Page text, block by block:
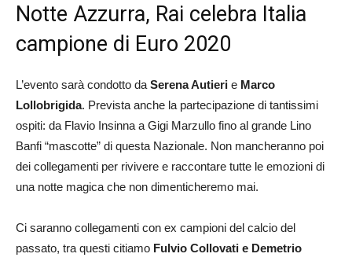
Notte Azzurra, Rai celebra Italia
campione di Euro 2020
L’evento sarà condotto da Serena Autieri e Marco
Lollobrigida. Prevista anche la partecipazione di tantissimi
ospiti: da Flavio Insinna a Gigi Marzullo fino al grande Lino
Banfi “mascotte” di questa Nazionale. Non mancheranno poi
dei collegamenti per rivivere e raccontare tutte le emozioni di
una notte magica che non dimenticheremo mai.
Ci saranno collegamenti con ex campioni del calcio del
passato, tra questi citiamo Fulvio Collovati e Demetrio